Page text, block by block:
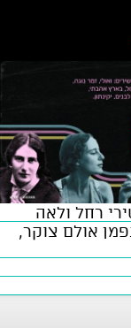
רחל ולאה
אולם צוקר,